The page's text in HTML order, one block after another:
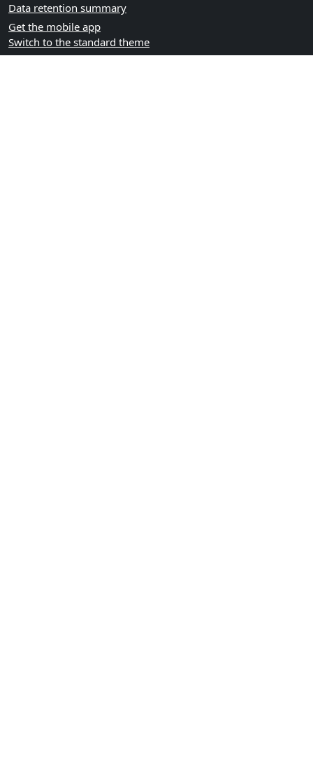
Data retention summary
Get the mobile app
Switch to the standard theme